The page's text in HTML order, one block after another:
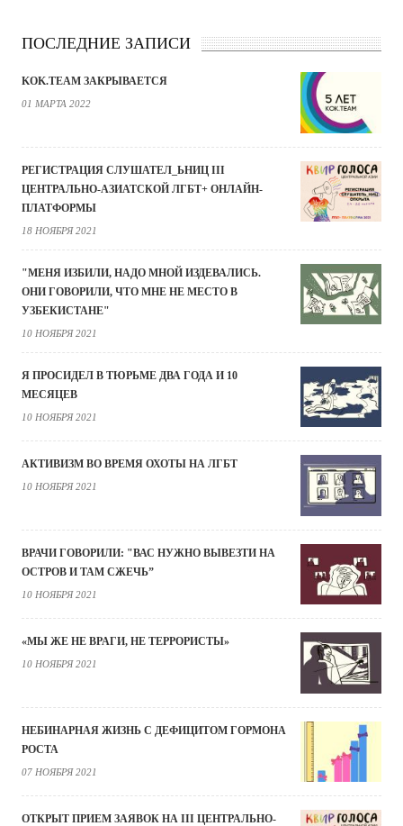
ПОСЛЕДНИЕ ЗАПИСИ
KOK.TEAM ЗАКРЫВАЕТСЯ
01 МАРТА 2022
РЕГИСТРАЦИЯ СЛУШАТЕЛ_ЬНИЦ III
ЦЕНТРАЛЬНО-АЗИАТСКОЙ ЛГБТ+ ОНЛАЙН-
ПЛАТФОРМЫ
18 НОЯБРЯ 2021
"МЕНЯ ИЗБИЛИ, НАДО МНОЙ ИЗДЕВАЛИСЬ.
ОНИ ГОВОРИЛИ, ЧТО МНЕ НЕ МЕСТО В
УЗБЕКИСТАНЕ"
10 НОЯБРЯ 2021
Я ПРОСИДЕЛ В ТЮРЬМЕ ДВА ГОДА И 10
МЕСЯЦЕВ
10 НОЯБРЯ 2021
АКТИВИЗМ ВО ВРЕМЯ ОХОТЫ НА ЛГБТ
10 НОЯБРЯ 2021
ВРАЧИ ГОВОРИЛИ: "ВАС НУЖНО ВЫВЕЗТИ НА
ОСТРОВ И ТАМ СЖЕЧЬ”
10 НОЯБРЯ 2021
«МЫ ЖЕ НЕ ВРАГИ, НЕ ТЕРРОРИСТЫ»
10 НОЯБРЯ 2021
НЕБИНАРНАЯ ЖИЗНЬ С ДЕФИЦИТОМ ГОРМОНА
РОСТА
07 НОЯБРЯ 2021
ОТКРЫТ ПРИЕМ ЗАЯВОК НА III ЦЕНТРАЛЬНО-